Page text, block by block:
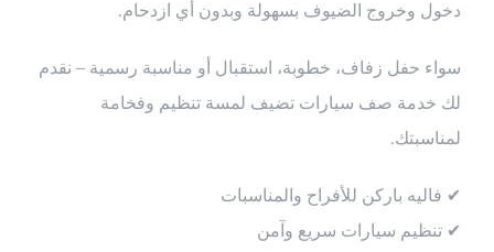
دخول وخروج الضيوف بسهولة وبدون أي ازدحام.
سواء حفل زفاف، خطوبة، استقبال أو مناسبة رسمية – نقدم
لك خدمة صف سيارات تضيف لمسة تنظيم وفخامة
لمناسبتك.
✔ فاليه باركن للأفراح والمناسبات
✔ تنظيم سيارات سريع وآمن